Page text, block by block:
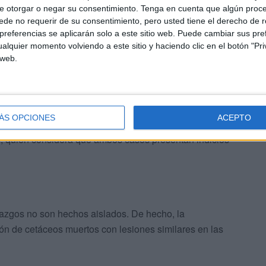
otorgar o negar su consentimiento. Tenga en cuenta que algún
no requerir de su consentimiento, pero usted tiene el derecho de
se aplicarán solo a este sitio web. Puede cambiar sus
momento volviendo a este sitio y haciendo clic en el botón
OPCIONES ACEPTO
haber sido provocadas por algún instrumento
También esto es por el gancho. Esto es de
, quien considera que ambos casos presentan indicios
no son hechos aislados. De hecho, la
de cetáceos muertos con lesiones similares en las